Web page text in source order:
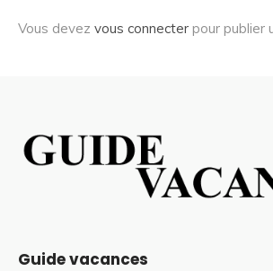
Vous devez vous connecter pour publier
Guide vacances